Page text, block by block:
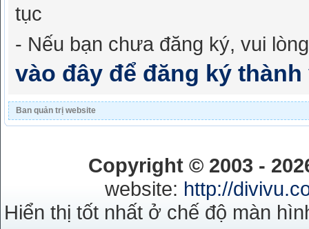
tục
- Nếu bạn chưa đăng ký, vui
vào đây để đăng ký thành
Ban quản trị website
Copyright © 2003 -
website: http://
Hiển thị tốt nhất ở chế độ màn